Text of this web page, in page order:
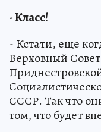
- Класс!
- Кстати, еще
Верховный
СССР. Так что
том, что будет